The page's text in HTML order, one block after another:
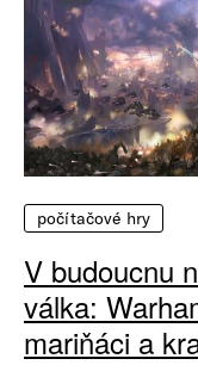
počítačové hry
V budoucnu
válka:
mariňáci a